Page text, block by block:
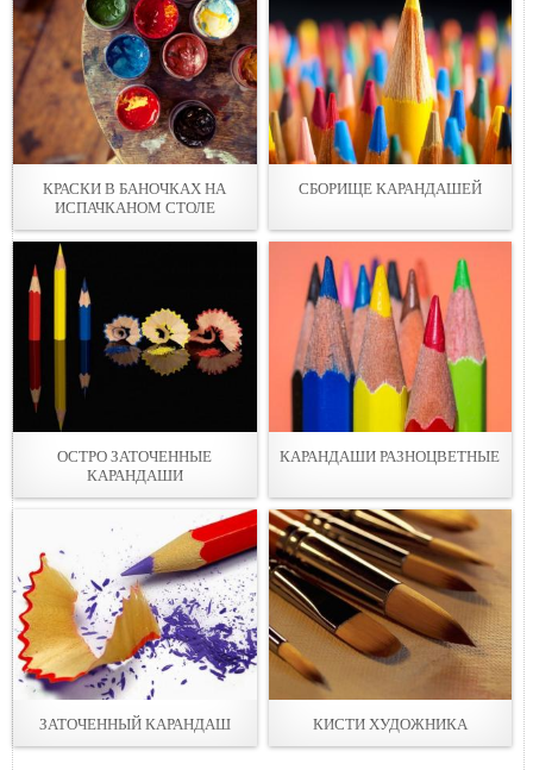
КРАСКИ В БАНОЧКАХ НА
ИСПАЧКАНОМ СТОЛЕ
СБОРИЩЕ КАРАНДАШЕЙ
ОСТРО ЗАТОЧЕННЫЕ
КАРАНДАШИ
КАРАНДАШИ РАЗНОЦВЕТНЫЕ
ЗАТОЧЕННЫЙ КАРАНДАШ КИСТИ ХУДОЖНИКА